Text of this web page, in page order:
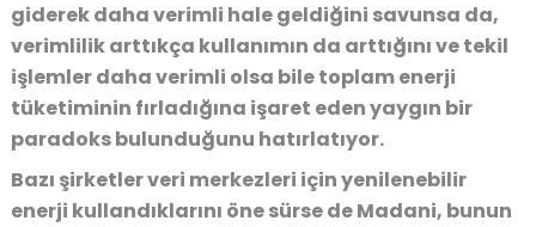
giderek daha verimli hale geldiğini savunsa da,
verimlilik arttıkça kullanımın da arttığını ve tekil
işlemler daha verimli olsa bile toplam enerji
tüketiminin fırladığına işaret eden yaygın bir
paradoks bulunduğunu hatırlatıyor.
Bazı şirketler veri merkezleri için yenilenebilir
enerji kullandıklarını öne sürse de Madani, bunun